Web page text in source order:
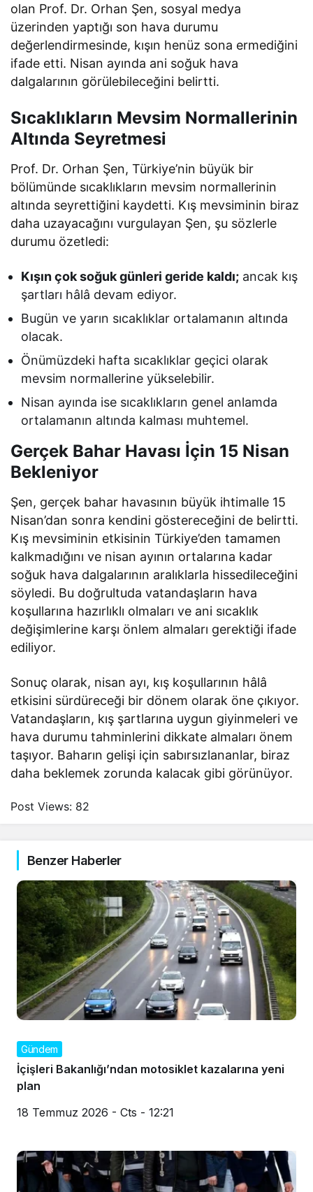
olan Prof. Dr. Orhan Şen, sosyal medya
üzerinden yaptığı son hava durumu
değerlendirmesinde, kışın henüz sona ermediğini
ifade etti. Nisan ayında ani soğuk hava
dalgalarının görülebileceğini belirtti.
Sıcaklıkların Mevsim Normallerinin
Altında Seyretmesi
Prof. Dr. Orhan Şen, Türkiye’nin büyük bir
bölümünde sıcaklıkların mevsim normallerinin
altında seyrettiğini kaydetti. Kış mevsiminin biraz
daha uzayacağını vurgulayan Şen, şu sözlerle
durumu özetledi:
Kışın çok soğuk günleri geride kaldı; ancak kış
şartları hâlâ devam ediyor.
Bugün ve yarın sıcaklıklar ortalamanın altında
olacak.
Önümüzdeki hafta sıcaklıklar geçici olarak
mevsim normallerine yükselebilir.
Nisan ayında ise sıcaklıkların genel anlamda
ortalamanın altında kalması muhtemel.
Gerçek Bahar Havası İçin 15 Nisan
Bekleniyor
Şen, gerçek bahar havasının büyük ihtimalle 15
Nisan’dan sonra kendini göstereceğini de belirtti.
Kış mevsiminin etkisinin Türkiye’den tamamen
kalkmadığını ve nisan ayının ortalarına kadar
soğuk hava dalgalarının aralıklarla hissedileceğini
söyledi. Bu doğrultuda vatandaşların hava
koşullarına hazırlıklı olmaları ve ani sıcaklık
değişimlerine karşı önlem almaları gerektiği ifade
ediliyor.
Sonuç olarak, nisan ayı, kış koşullarının hâlâ
etkisini sürdüreceği bir dönem olarak öne çıkıyor.
Vatandaşların, kış şartlarına uygun giyinmeleri ve
hava durumu tahminlerini dikkate almaları önem
taşıyor. Baharın gelişi için sabırsızlananlar, biraz
daha beklemek zorunda kalacak gibi görünüyor.
Post Views: 82
Benzer Haberler
Gündem
İçişleri Bakanlığı’ndan motosiklet kazalarına yeni
plan
18 Temmuz 2026 - Cts - 12:21